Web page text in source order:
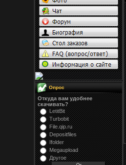
Опрос
Откуда вам удобнее
скачивать?
LetitBit
Turbobit
File.qip.ru
Depositfiles
Ifolder
Megaupload
Другое